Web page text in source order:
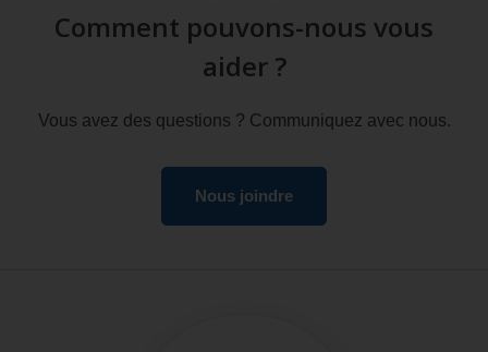
Comment pouvons-nous vous
aider ?
Vous avez des questions ? Communiquez avec nous.
Nous joindre